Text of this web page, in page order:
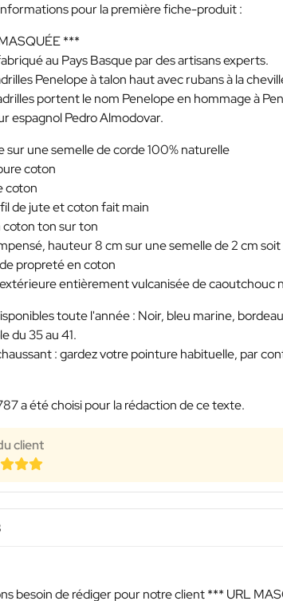
pour la première fiche-produit :
***
au Pays Basque par des artisans experts.
Penelope à talon haut avec rubans à la
portent le nom Penelope en hommage à
espagnol Pedro Almodovar.
sur une semelle de corde 100% naturelle
coton
coton
de jute et coton fait main
ton sur ton
hauteur 8 cm sur une semelle de 2 cm
propreté en coton
entièrement vulcanisée de
toute l'année : Noir, bleu marine,
du 35 au 41.
: gardez votre pointure habituelle, par
a été choisi pour la rédaction de ce texte.
client
besoin de rédiger pour notre client*** URL